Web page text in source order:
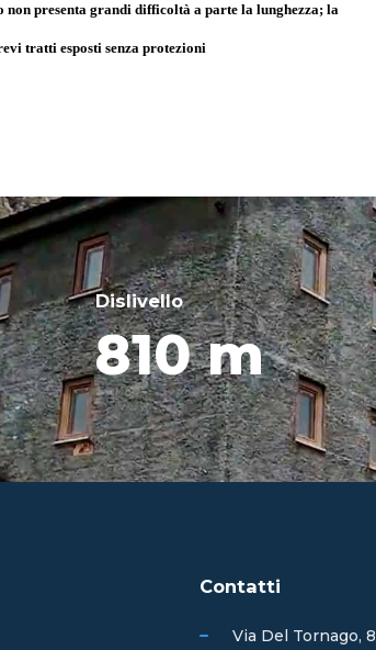
non presenta grandi difficoltà a parte la lunghezza; la
tratti esposti senza protezioni
Dislivello
810 m
Contatti
Via Del Tornago, 8